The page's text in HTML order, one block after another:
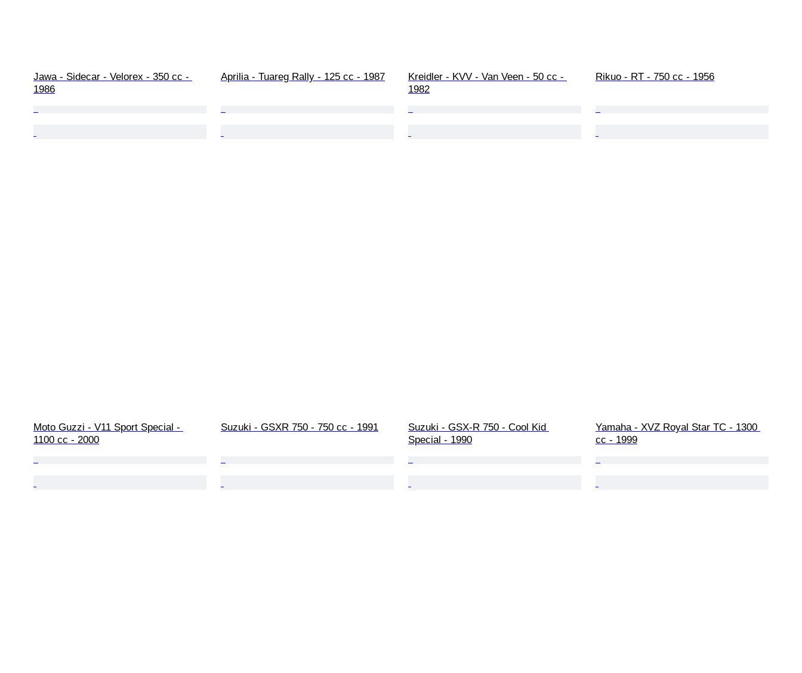
Jawa - Sidecar - Velorex - 350 cc -
1986
Aprilia - Tuareg Rally - 125 cc - 1987
Kreidler - KVV - Van Veen - 50 cc -
1982
Rikuo - RT - 750 cc - 1956
Moto Guzzi - V11 Sport Special -
1100 cc - 2000
Suzuki - GSXR 750 - 750 cc - 1991
Suzuki - GSX-R 750 - Cool Kid
Special - 1990
Yamaha - XVZ Royal Star TC - 1300
cc - 1999